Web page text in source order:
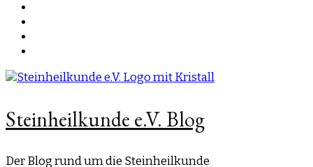
Steinheilkunde e.V. Blog
Der Blog rund um die Steinheilkunde